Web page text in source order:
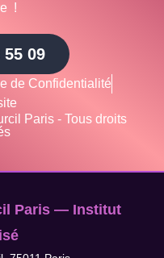
!
55 09
de Confidentialité
Paris - Tous droits
Paris — Institut